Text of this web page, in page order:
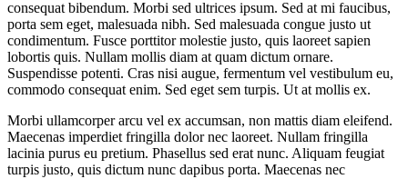
consequat bibendum. Morbi sed ultrices ipsum. Sed at mi faucibus,
porta sem eget, malesuada nibh. Sed malesuada congue justo ut
condimentum. Fusce porttitor molestie justo, quis laoreet sapien
lobortis quis. Nullam mollis diam at quam dictum ornare.
Suspendisse potenti. Cras nisi augue, fermentum vel vestibulum eu,
commodo consequat enim. Sed eget sem turpis. Ut at mollis ex.
Morbi ullamcorper arcu vel ex accumsan, non mattis diam eleifend.
Maecenas imperdiet fringilla dolor nec laoreet. Nullam fringilla
lacinia purus eu pretium. Phasellus sed erat nunc. Aliquam feugiat
turpis justo, quis dictum nunc dapibus porta. Maecenas nec